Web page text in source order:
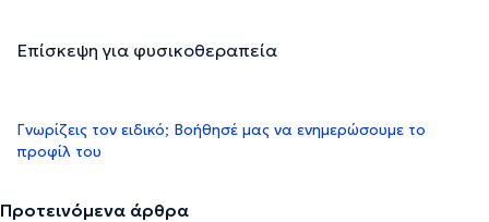
Επίσκεψη για φυσικοθεραπεία
Γνωρίζεις τον ειδικό; Βοήθησέ μας να ενημερώσουμε το
προφίλ του
Προτεινόμενα άρθρα